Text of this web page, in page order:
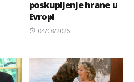
poskupljenje hrane u
Evropi
Posted
04/08/2026